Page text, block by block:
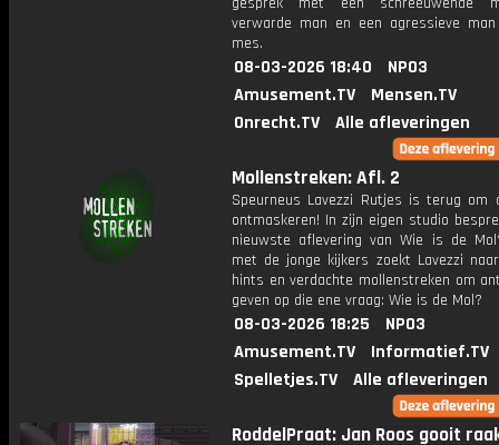
verwarde man en een agressieve
mes.
08-03-2026 18:40
NPO3
Amusement.TV
Mensen.TV
Onrecht.TV
Alle afleveringen
Mollenstreken: Afl. 2
Speurneus Lavezzi Rutjes is terug om
ontmaskeren! In zijn eigen studio
nieuwste aflevering van Wie is de
met de jonge kijkers zoekt Lavezzi
hints en verdachte mollenstreken om
geven op die ene vraag: Wie is de Mol?
08-03-2026 18:25
NPO3
Amusement.TV
Informatief.TV
Spelletjes.TV
Alle afleveringen
RoddelPraat: Jan Roos gooit